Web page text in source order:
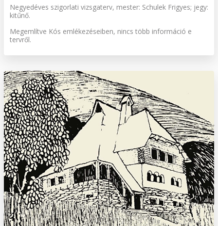
Negyedéves szigorlati vizsgaterv, mester: Schulek Frigyes; jegy:
kitűnő.
Megemlítve Kós emlékezéseiben, nincs több információ e
tervről.